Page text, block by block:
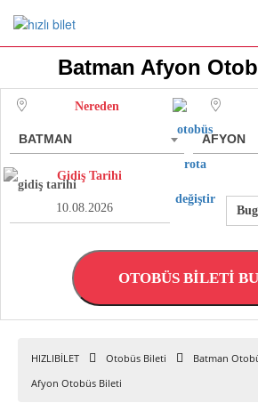
Batman Afyon
Nereden
BATMAN AFYON
Gidiş Tarihi
OTOBÜS BİLETİ
HIZLIBİLET Otobüs Bileti Batman
Afyon Otobüs Bileti